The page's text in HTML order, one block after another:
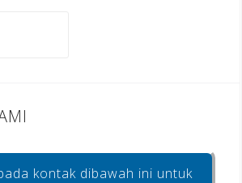
kontak dibawah ini untuk